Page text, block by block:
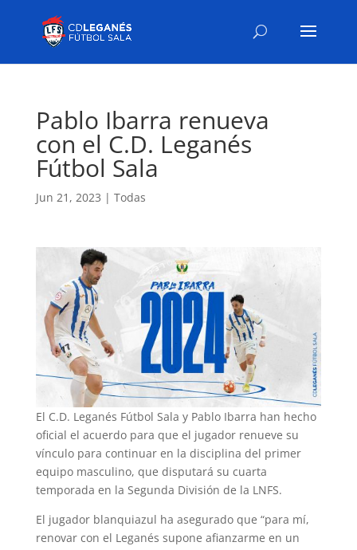
Pablo Ibarra renueva
con el C.D. Leganés
Fútbol Sala
Jun 21, 2023 | Todas
El C.D. Leganés Fútbol Sala y Pablo Ibarra han hecho
oficial el acuerdo para que el jugador renueve su
vínculo para continuar en la disciplina del primer
equipo masculino, que disputará su cuarta
temporada en la Segunda División de la LNFS.
El jugador blanquiazul ha asegurado que “para mí,
renovar con el Leganés supone afianzarme en un